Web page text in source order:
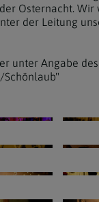
Osternacht.
der Leitung
unter Angabe
Schönlaub"